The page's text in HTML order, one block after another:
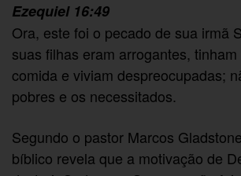
Ezequiel 16:49
Ora, este foi o pecado de sua irmã
suas filhas eram arrogantes,
comida e viviam despreocupadas;
pobres e os necessitados.
Segundo o pastor Marcos
bíblico revela que a motivação de